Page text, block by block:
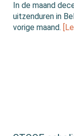
In de maand
uitzenduren in
vorige maand.